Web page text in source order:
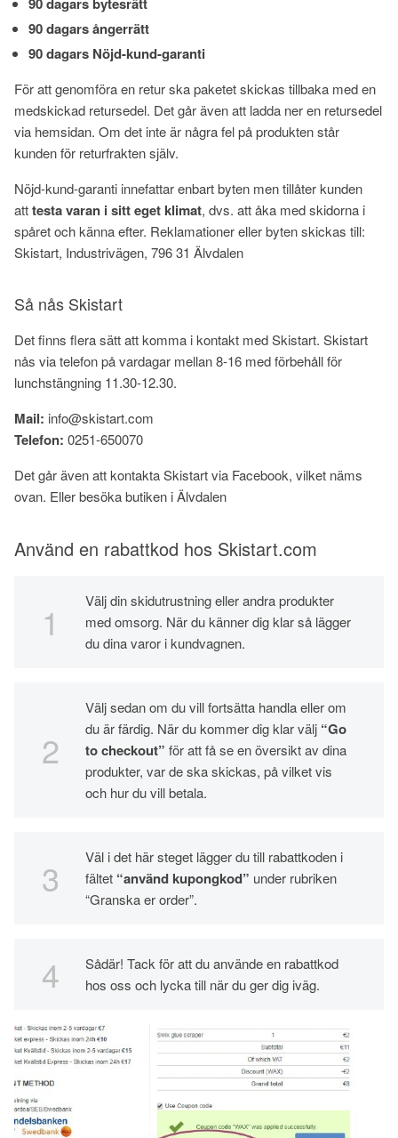
90 dagars ångerrätt
90 dagars Nöjd-kund-garanti
För att genomföra en retur ska paketet skickas tillbaka med en
medskickad retursedel. Det går även att ladda ner en retursedel
via hemsidan. Om det inte är några fel på produkten står
kunden för returfrakten själv.
Nöjd-kund-garanti innefattar enbart byten men tillåter kunden
atttesta varan i sitt eget klimat, dvs. att åka med skidorna i
spåret och känna efter. Reklamationer eller byten skickas till:
Skistart, Industrivägen, 796 31 Älvdalen
Så nås Skistart
Det finns flera sätt att komma i kontakt med Skistart. Skistart
nås via telefon på vardagar mellan 8-16 med förbehåll för
lunchstängning 11.30-12.30.
Mail: info@skistart.com
Telefon: 0251-650070
Det går även att kontakta Skistart via Facebook, vilket näms
ovan. Eller besöka butiken i Älvdalen
Använd en rabattkod hos Skistart.com
Välj din skidutrustning eller andra produkter
med omsorg. När du känner dig klar så lägger
du dina varor i kundvagnen.
Välj sedan om du vill fortsätta handla eller om
du är färdig. När du kommer dig klar välj “Go
to checkout” för att få se en översikt av dina
produkter, var de ska skickas, på vilket vis
och hur du vill betala.
Väl i det här steget lägger du till rabattkoden i
fältet “använd kupongkod” under rubriken
“Granska er order”.
Sådär! Tack för att du använde en rabattkod
hos oss och lycka till när du ger dig iväg.